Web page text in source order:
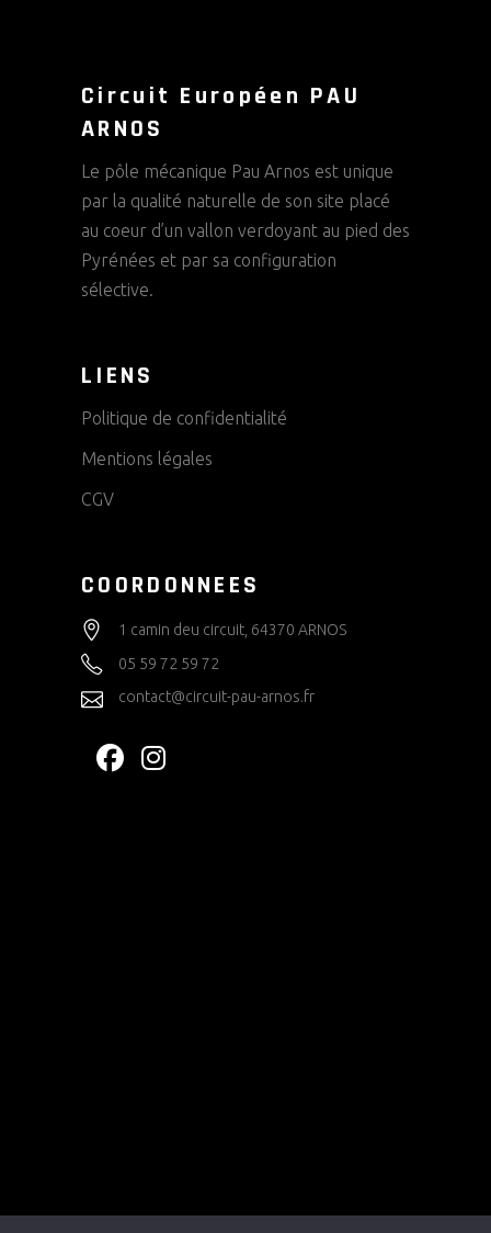
Circuit Européen PAU
ARNOS
Le pôle mécanique Pau Arnos est unique
par la qualité naturelle de son site placé
au coeur d’un vallon verdoyant au pied des
Pyrénées et par sa configuration
sélective.
LIENS
Politique de confidentialité
Mentions légales
CGV
COORDONNEES
1 camin deu circuit, 64370 ARNOS
05 59 72 59 72
contact@circuit-pau-arnos.fr